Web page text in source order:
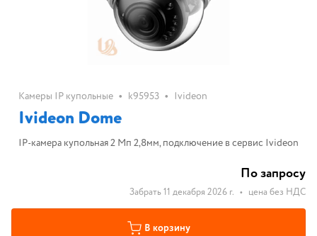
Камеры IP купольные • k95953 • Ivideon
Ivideon Dome
IP-камера купольная 2 Мп 2,8мм, подключение в сервис Ivideon
По запросу
Забрать 11 декабря 2026 г. • цена без НДС
В корзину